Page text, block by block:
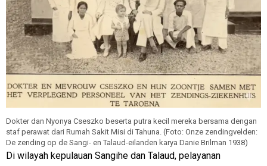
Dokter dan Nyonya Cseszko beserta putra kecil mereka bersama dengan
staf perawat dari Rumah Sakit Misi di Tahuna. (Foto: Onze zendingvelden:
De zending op de Sangi- en Talaud-eilanden karya Danie Brilman 1938)
Di wilayah kepulauan Sangihe dan Talaud, pelayanan